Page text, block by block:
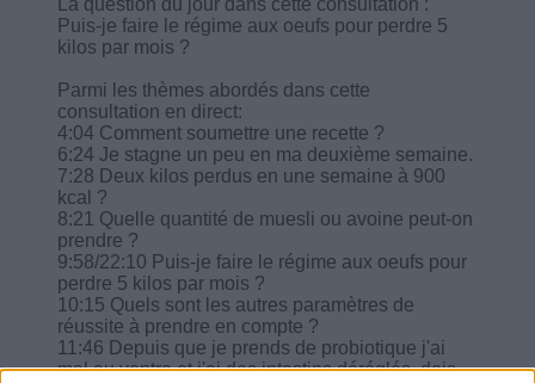
Puis-je faire le régime aux oeufs pour perdre 5
kilos par mois ?
Parmi les thèmes abordés dans cette
consultation en direct:
4:04 Comment soumettre une recette ?
6:24 Je stagne un peu en ma deuxième semaine.
7:28 Deux kilos perdus en une semaine à 900
kcal ?
8:21 Quelle quantité de muesli ou avoine peut-on
prendre ?
9:58/22:10 Puis-je faire le régime aux oeufs pour
perdre 5 kilos par mois ?
10:15 Quels sont les autres paramètres de
réussite à prendre en compte ?
11:46 Depuis que je prends de probiotique j'ai
mal au ventre et j'ai des intestins déréglés, dois-